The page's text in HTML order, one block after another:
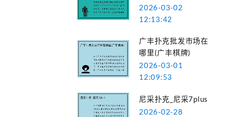
2026-03-02
12:13:42
广丰扑克批发市场在
哪里(广丰棋牌)
2026-03-01
12:09:53
尼采扑克_尼采7plus
2026-02-28